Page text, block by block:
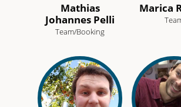
Mathias
Johannes Pelli
Team/Booking
Marica